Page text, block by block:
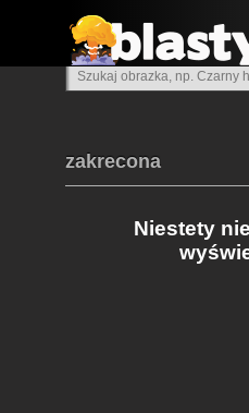
zakrecona
Niestety